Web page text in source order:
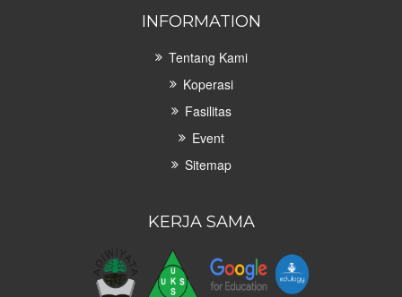
INFORMATION
Tentang Kami
Koperasi
Fasilitas
Event
Sitemap
KERJA SAMA